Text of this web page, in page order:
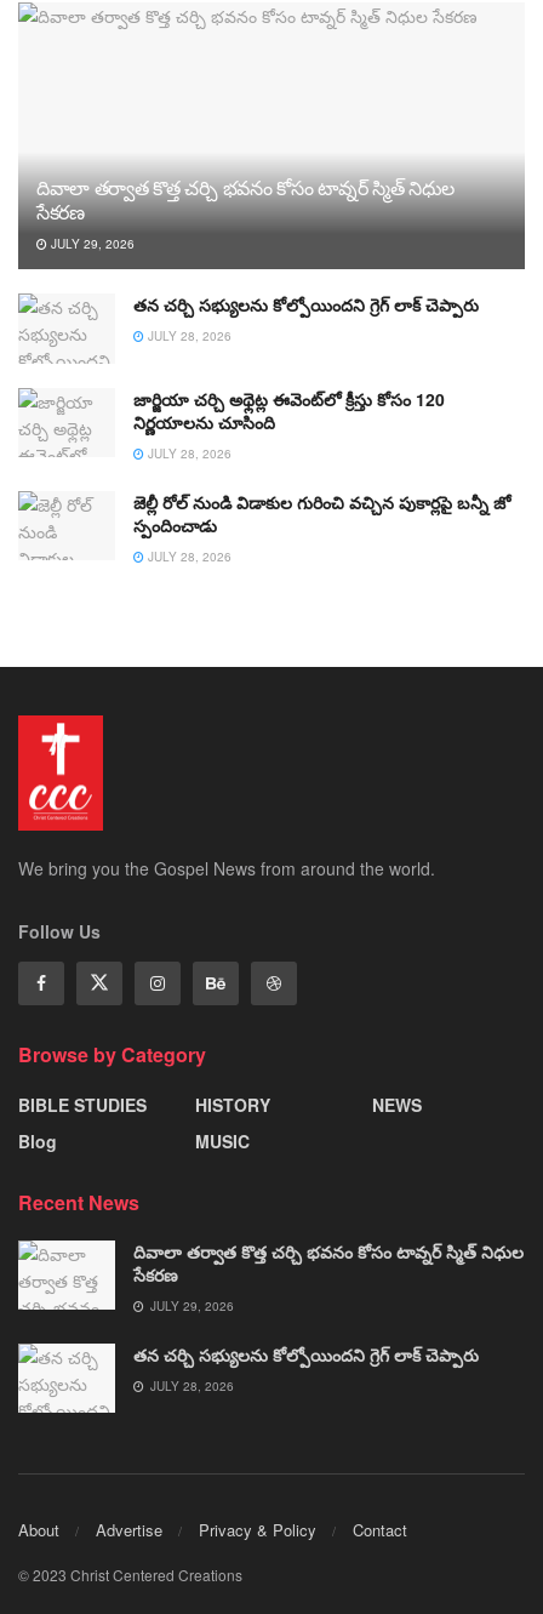
దివాలా తర్వాత కొత్త చర్చి భవనం కోసం టావ్నర్ స్మిత్ నిధుల
సేకరణ
JULY 29, 2026
తన చర్చి సభ్యులను కోల్పోయిందని గ్రెగ్ లాక్ చెప్పారు
JULY 28, 2026
జార్జియా చర్చి అథ్లెట్ల ఈవెంట్‌లో క్రీస్తు కోసం 120
నిర్ణయాలను చూసింది
JULY 28, 2026
జెల్లీ రోల్ నుండి విడాకుల గురించి వచ్చిన పుకార్లపై బన్నీ జో
స్పందించాడు
JULY 28, 2026
We bring you the Gospel News from around the world.
Follow Us
Browse by Category
BIBLE STUDIES
Blog
HISTORY
MUSIC
NEWS
Recent News
దివాలా తర్వాత కొత్త చర్చి భవనం కోసం టావ్నర్ స్మిత్ నిధుల
సేకరణ
JULY 29, 2026
తన చర్చి సభ్యులను కోల్పోయిందని గ్రెగ్ లాక్ చెప్పారు
JULY 28, 2026
About Advertise Privacy & Policy Contact
© 2023 Christ Centered Creations